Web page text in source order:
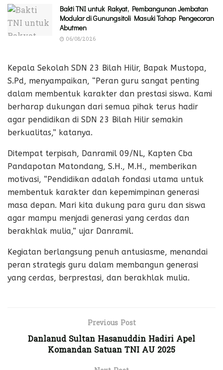
Bakti TNI untuk Rakyat, Pembangunan Jembatan
Modular di Gunungsitoli Masuki Tahap Pengecoran
Abutmen
06/08/2026
Kepala Sekolah SDN 23 Bilah Hilir, Bapak Mustopa,
S.Pd, menyampaikan, “Peran guru sangat penting
dalam membentuk karakter dan prestasi siswa. Kami
berharap dukungan dari semua pihak terus hadir
agar pendidikan di SDN 23 Bilah Hilir semakin
berkualitas,” katanya.
Ditempat terpisah, Danramil 09/NL, Kapten Cba
Pandapotan Matondang, S.H., M.H., memberikan
motivasi, “Pendidikan adalah fondasi utama untuk
membentuk karakter dan kepemimpinan generasi
masa depan. Mari kita dukung para guru dan siswa
agar mampu menjadi generasi yang cerdas dan
berakhlak mulia,” ujar Danramil.
Kegiatan berlangsung penuh antusiasme, menandai
peran strategis guru dalam membangun generasi
yang cerdas, berprestasi, dan berakhlak mulia.
Previous Post
Danlanud Sultan Hasanuddin Hadiri Apel
Komandan Satuan TNI AU 2025